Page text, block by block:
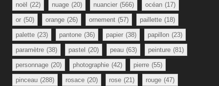
noël (22) nuage (20) nuancier (566) océan (17)
or (50) orange (26) ornement (57) paillette (18)
palette (23) pantone (36) papier (38) papillon (23)
paramètre (38) pastel (20) peau (63) peinture (81)
personnage (20) photographie (42) pierre (55)
pinceau (288) rosace (20) rose (21) rouge (47)